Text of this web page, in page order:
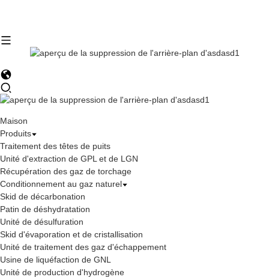
Maison
Produits
Traitement des têtes de puits
Unité d'extraction de GPL et de LGN
Récupération des gaz de torchage
Conditionnement au gaz naturel
Skid de décarbonation
Patin de déshydratation
Unité de désulfuration
Skid d'évaporation et de cristallisation
Unité de traitement des gaz d'échappement
Usine de liquéfaction de GNL
Unité de production d'hydrogène